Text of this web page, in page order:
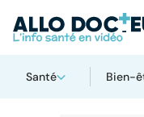
Santé Bien-